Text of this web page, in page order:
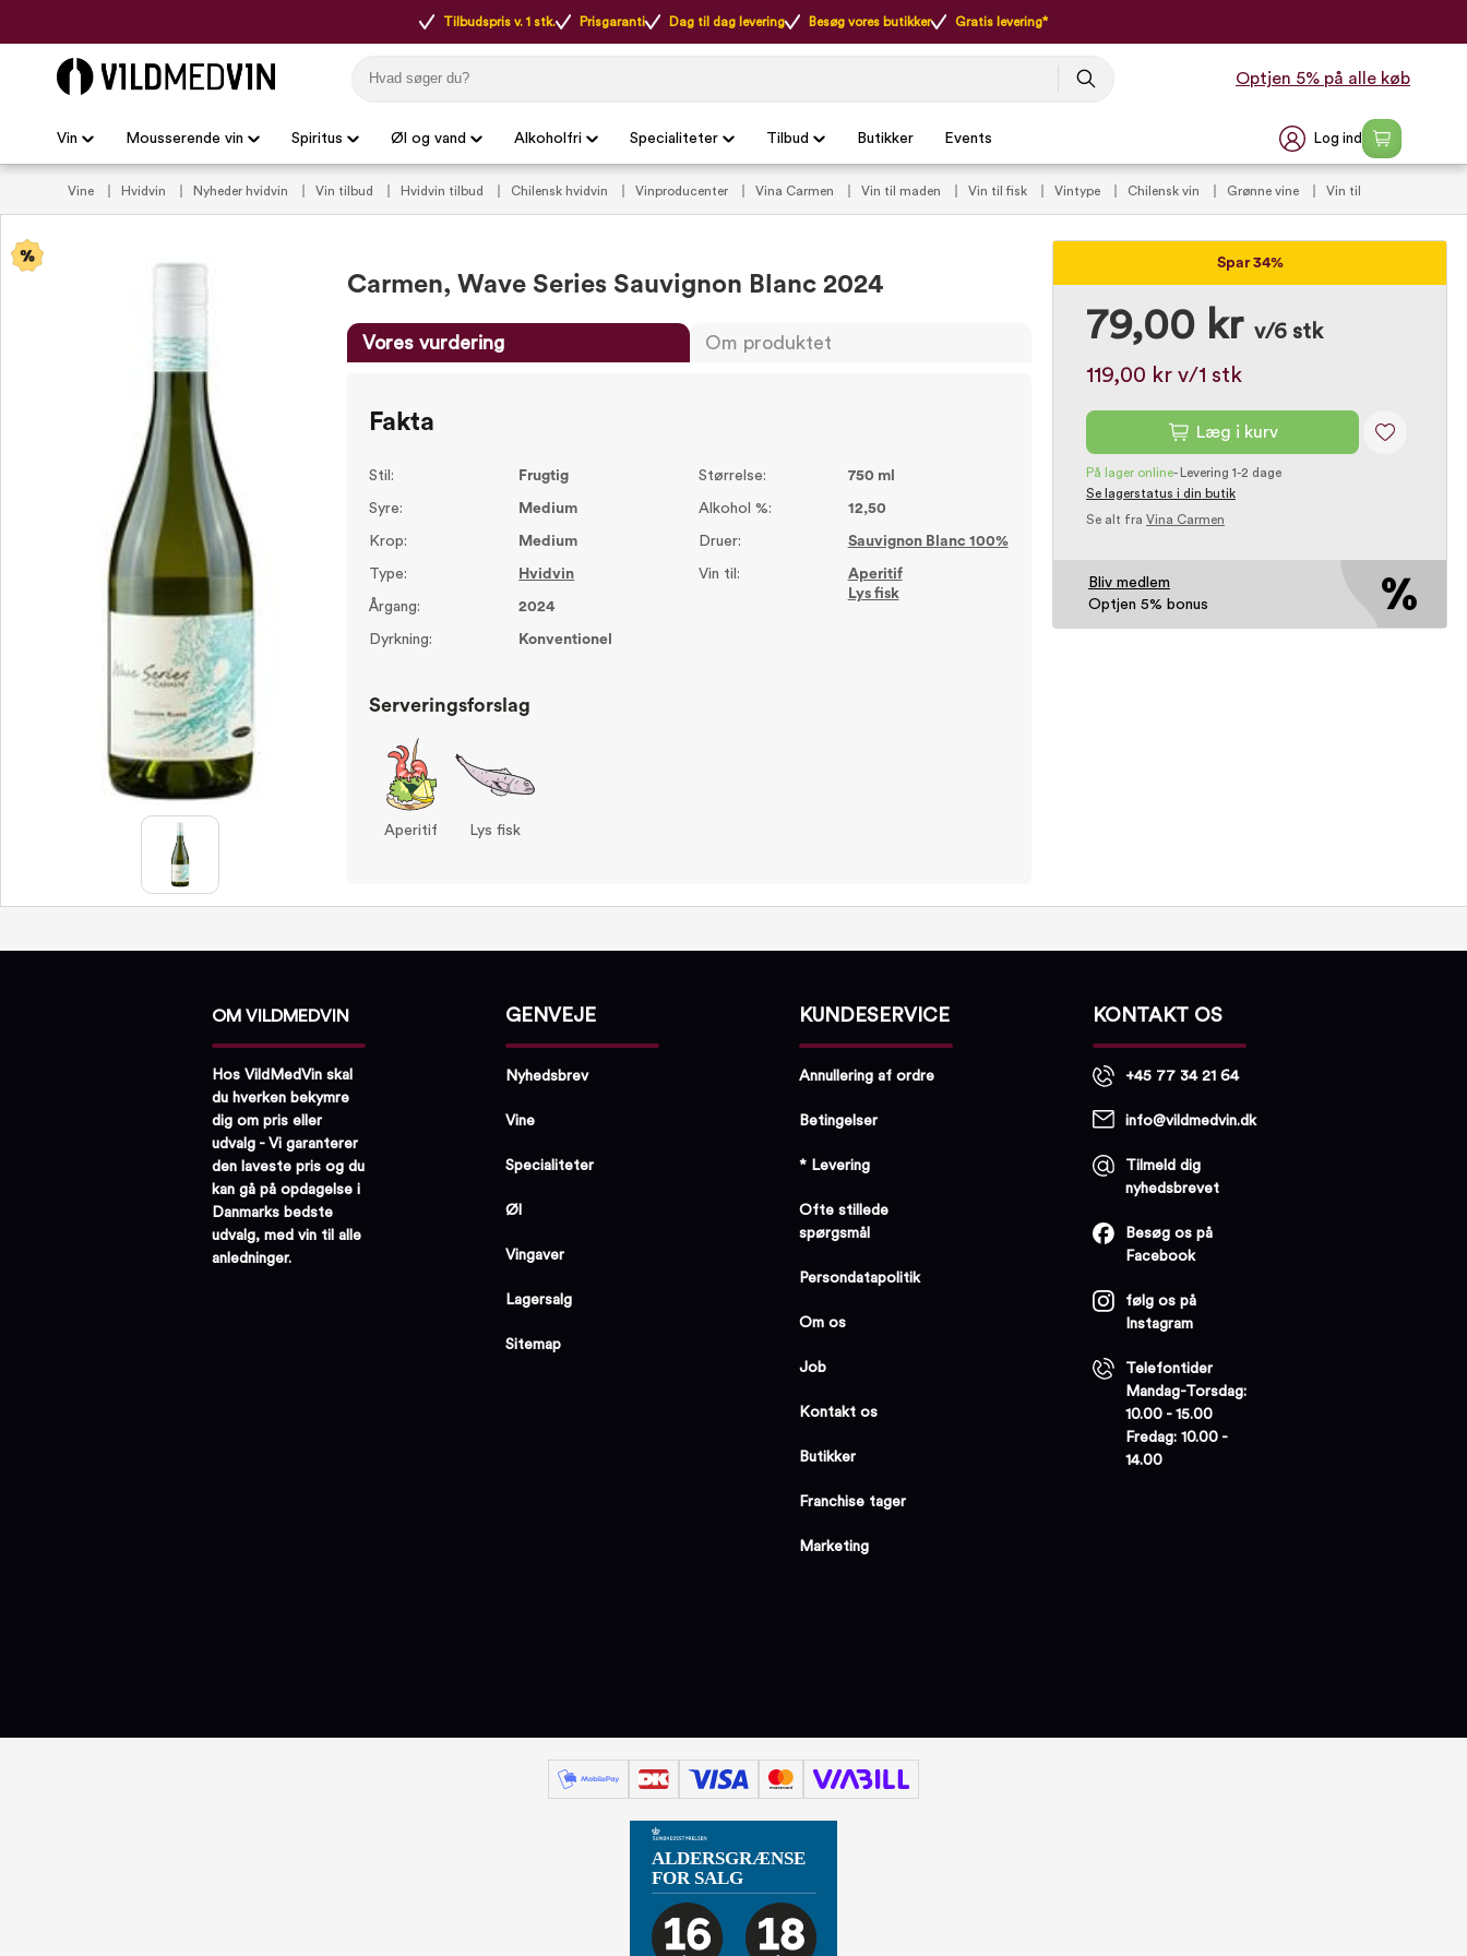
Tilbudspris v. 1 stk. Prisgaranti Dag til dag levering Besøg vores butikker Gratis levering*
Optjen 5% på alle køb
Vin Mousserende vin Spiritus Øl og vand Alkoholfri Specialiteter Tilbud Butikker Events Log ind
Vine Hvidvin Nyheder hvidvin Vin tilbud Hvidvin tilbud Chilensk hvidvin Vinproducenter Vina Carmen Vin til maden Vin til fisk Vintype Chilensk vin Grønne vine
Vin til
Spar 34%
79,00 kr v/6 stk
119,00 kr v/1 stk
Læg i kurv
På lager online-
Levering 1-2 dage
Se lagerstatus i din butik
Se alt fra Vina Carmen
Bliv medlem
Optjen 5% bonus
Carmen, Wave Series Sauvignon Blanc 2024
Vores vurdering Om produktet
Fakta
Stil: Frugtig
Syre: Medium
Krop: Medium
Type: Hvidvin
Årgang: 2024
Dyrkning: Konventionel
Størrelse: 750 ml
Alkohol %: 12,50
Druer: Sauvignon Blanc 100%
Vin til:
Aperitif
Lys fisk
Serveringsforslag
Aperitif Lys fisk
OM VILDMEDVIN
Hos VildMedVin skal
du hverken bekymre
dig om pris eller
udvalg - Vi garanterer
den laveste pris og du
kan gå på opdagelse i
Danmarks bedste
udvalg, med vin til alle
anledninger.
GENVEJE
Nyhedsbrev
Vine
Specialiteter
Øl
Vingaver
Lagersalg
Sitemap
KUNDESERVICE
Annullering af ordre
Betingelser
* Levering
Ofte stillede
spørgsmål
Persondatapolitik
Om os
Job
Kontakt os
Butikker
Franchise tager
Marketing
KONTAKT OS
+45 77 34 21 64
info@vildmedvin.dk
Tilmeld dig
nyhedsbrevet
Besøg os på
Facebook
følg os på
Instagram
Telefontider
Mandag-Torsdag:
10.00 - 15.00
Fredag: 10.00 -
14.00